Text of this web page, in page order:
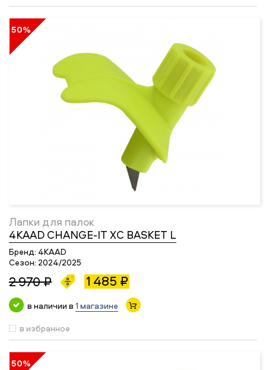
50%
Лапки для палок
4KAAD CHANGE-IT XC BASKET L
Бренд: 4KAAD
Сезон: 2024/2025
2 970 ₽ 1 485 ₽
в наличии в 1 магазине
в избранное
50%